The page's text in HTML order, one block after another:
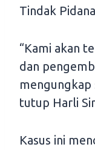
Tindak
“Kami akan
dan
mengungkap
tutup Harli
Kasus ini